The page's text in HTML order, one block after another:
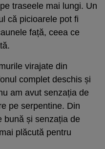
traseele mai lungi. Un
că picioarele pot fi
față, ceea ce
virajate din
complet deschis și
am avut senzația de
pe serpentine. Din
bună și senzația de
plăcută pentru